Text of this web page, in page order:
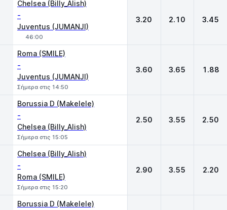
Chelsea (Billy_Alish)
-
Juventus (JUMANJI)
46:00
3.20 2.10 3.45
Roma (SMILE)
-
Juventus (JUMANJI)
Σήμερα στις 14:50
3.60 3.65 1.88
Borussia D (Makelele)
-
Chelsea (Billy_Alish)
Σήμερα στις 15:05
2.50 3.55 2.50
Chelsea (Billy_Alish)
-
Roma (SMILE)
Σήμερα στις 15:20
2.90 3.55 2.20
Borussia D (Makelele)